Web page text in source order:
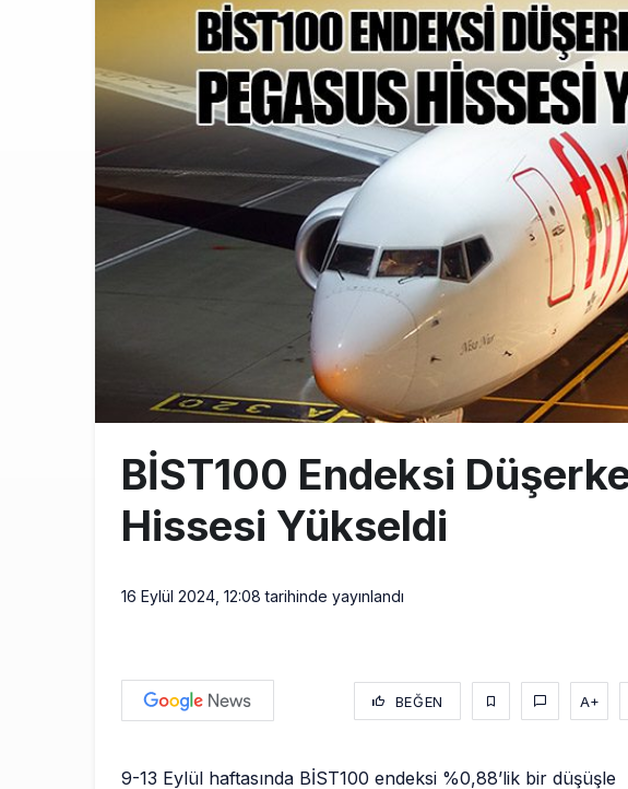
8:30 Üniversite adayı avlanma ve
22:26 ASELSAN’ın 6 aylık hasılatı
21:45 THY’de üst düzey atama:
BİST100 Endeksi
Hissesi Yükseldi
16 Eylül 2024, 12:08 tarihinde yayınlandı
BEĞEN A+
9-13 Eylül haftasında BİST100 endeksi %0,88’lik bir düşüşle